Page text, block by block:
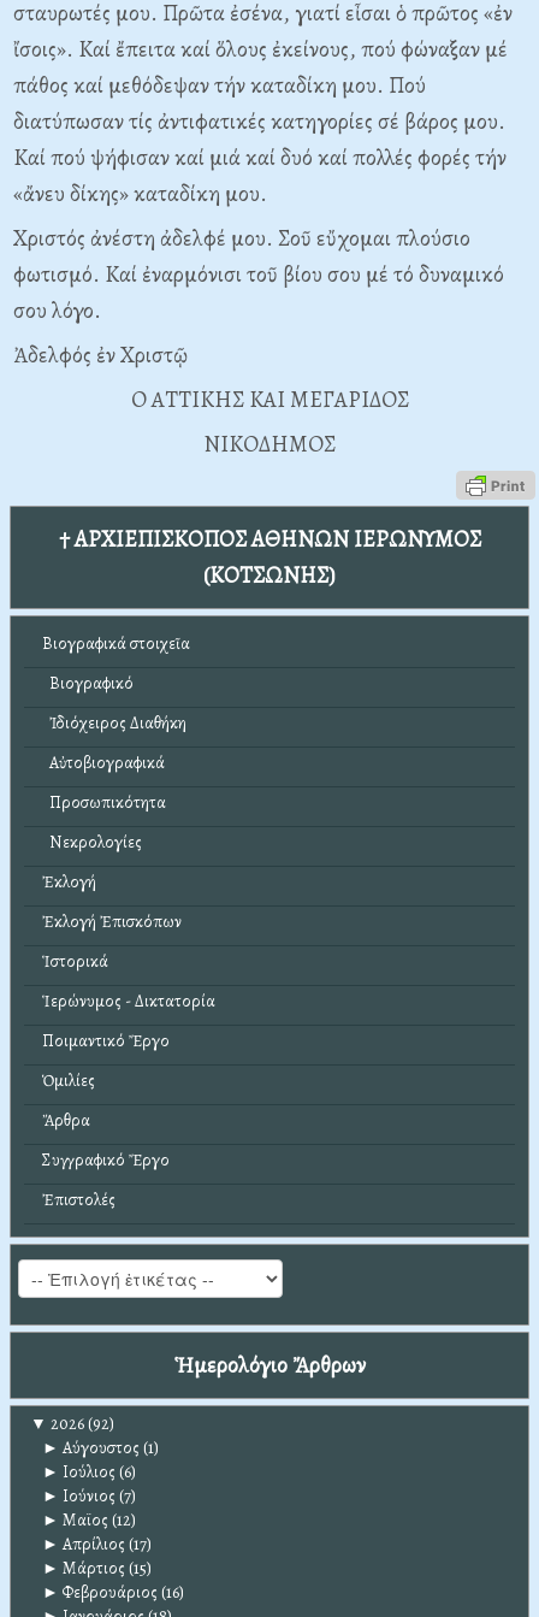
σταυρωτές μου. Πρῶτα ἐσένα, γιατί εἶσαι ὁ πρῶτος «ἐν
ἴσοις». Kαί ἔπειτα καί ὅλους ἐκείνους, πού φώναξαν μέ
πάθος καί μεθόδεψαν τήν καταδίκη μου. Πού
διατύπωσαν τίς ἀντιφατικές κατηγορίες σέ βάρος μου.
Kαί πού ψήφισαν καί μιά καί δυό καί πολλές φορές τήν
«ἄνευ δίκης» καταδίκη μου.
Xριστός ἀνέστη ἀδελφέ μου. Σοῦ εὔχομαι πλούσιο
φωτισμό. Kαί ἐναρμόνισι τοῦ βίου σου μέ τό δυναμικό
σου λόγο.
Ἀδελφός ἐν Xριστῷ
O ATTIKHΣ KAI MEΓAPIΔOΣ
NIKOΔHMOΣ
† ΑΡΧΙΕΠΙΣΚΟΠΟΣ ΑΘΗΝΩΝ ΙΕΡΩΝΥΜΟΣ
(ΚΟΤΣΩΝΗΣ)
Βιογραφικά στοιχεῖα
Βιογραφικό
Ἰδιόχειρος Διαθήκη
Αὐτοβιογραφικά
Προσωπικότητα
Νεκρολογίες
Ἐκλογή
Ἐκλογή Ἐπισκόπων
Ἱστορικά
Ἱερώνυμος - Δικτατορία
Ποιμαντικό Ἔργο
Ὁμιλίες
Ἄρθρα
Συγγραφικό Ἔργο
Ἐπιστολές
Ἡμερολόγιο Ἄρθρων
▼ 2026(92)
► Αύγουστος (1)
► Ιούλιος (6)
► Ιούνιος (7)
► Μαϊος (12)
► Απρίλιος (17)
► Μάρτιος (15)
► Φεβρουάριος (16)